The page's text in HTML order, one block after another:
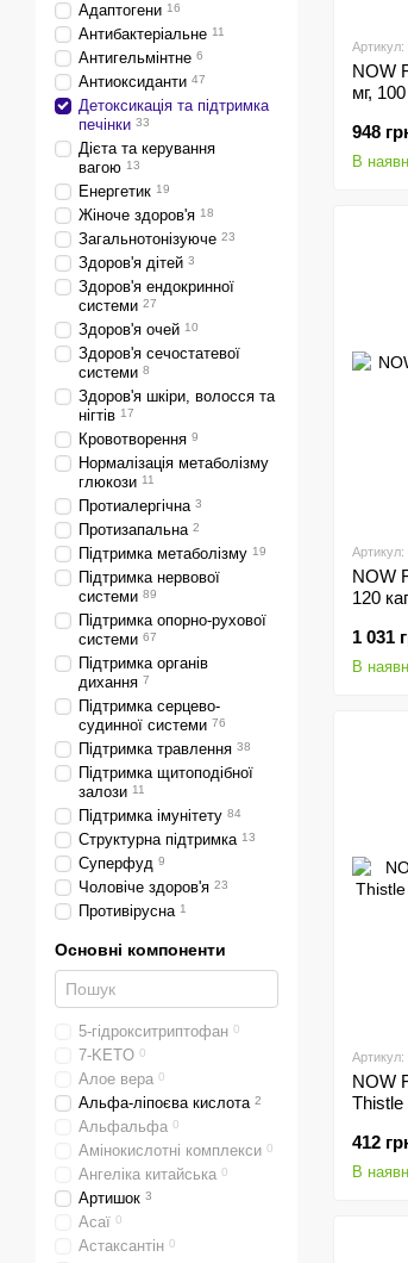
Артикул:
NOW
мг,
948
В
Артикул:
NOW
120
1 031
В
Артикул:
NOW
Thistle
412
В
Адаптогени 16
Антибактеріальне 11
Антигельмінтне 6
Антиоксиданти 47
Детоксикація та підтримка
печінки 33
Дієта та керування
вагою 13
Енергетик 19
Жіноче здоров'я 18
Загальнотонізуюче 23
Здоров'я дітей 3
Здоров'я ендокринної
системи 27
Здоров'я очей 10
Здоров'я сечостатевої
системи 8
Здоров'я шкіри, волосся та
нігтів 17
Кровотворення 9
Нормалізація метаболізму
глюкози 11
Протиалергічна 3
Протизапальна 2
Підтримка метаболізму 19
Підтримка нервової
системи 89
Підтримка опорно-рухової
системи 67
Підтримка органів
дихання 7
Підтримка серцево-
судинної системи 76
Підтримка травлення 38
Підтримка щитоподібної
залози 11
Підтримка імунітету 84
Структурна підтримка 13
Суперфуд 9
Чоловіче здоров'я 23
Противірусна 1
Основні компоненти
5-гідрокситриптофан 0
7-KETO 0
Алое вера 0
Альфа-ліпоєва кислота 2
Альфальфа 0
Амінокислотні комплекси 0
Ангеліка китайська 0
Артишок 3
Асаї 0
Астаксантін 0